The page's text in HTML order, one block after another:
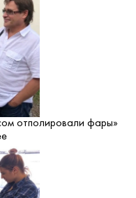
отполировали фары»